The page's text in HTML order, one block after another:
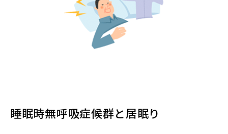
睡眠時無呼吸症候群と居眠り